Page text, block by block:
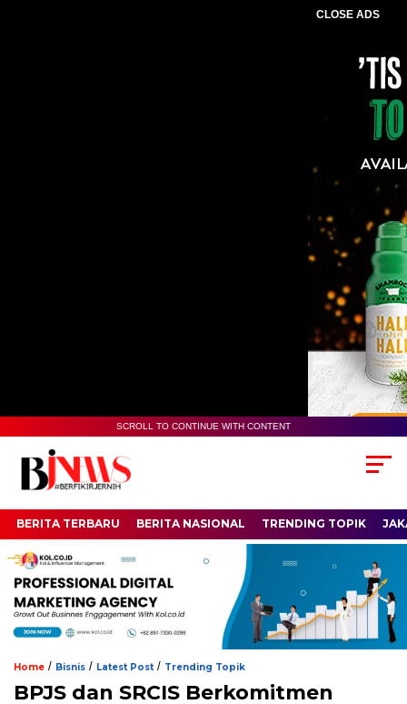
CLOSE ADS
SCROLL TO CONTINUE WITH CONTENT
BERITA TERBARU BERITA NASIONAL TRENDING TOPIK
Home / Bisnis / Latest Post / Trending Topik
BPJS dan SRCIS Berkomitmen